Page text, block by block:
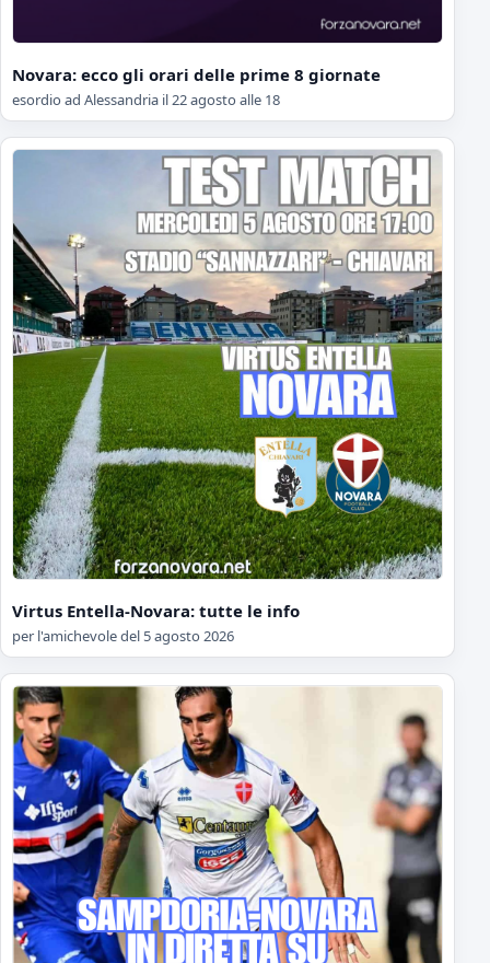
Novara: ecco gli orari delle prime 8 giornate
esordio ad Alessandria il 22 agosto alle 18
Virtus Entella-Novara: tutte le info
per l'amichevole del 5 agosto 2026